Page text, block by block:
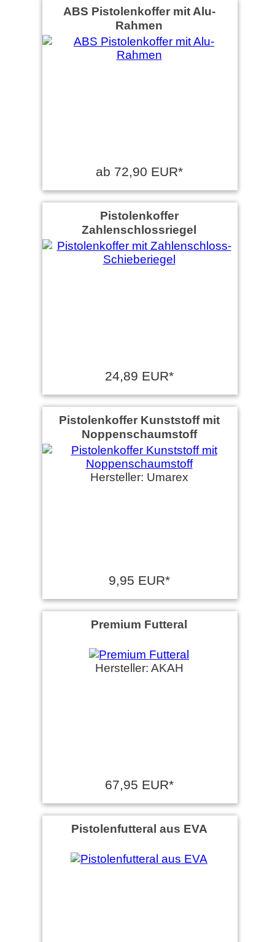
ABS Pistolenkoffer mit Alu-
Rahmen
ab 72,90 EUR*
Pistolenkoffer
Zahlenschlossriegel
24,89 EUR*
Pistolenkoffer Kunststoff mit
Noppenschaumstoff
Hersteller: Umarex
9,95 EUR*
Premium Futteral
Hersteller: AKAH
67,95 EUR*
Pistolenfutteral aus EVA